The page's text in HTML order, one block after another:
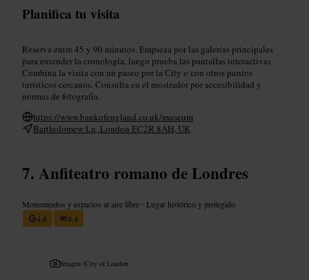
Planifica tu visita
Reserva entre 45 y 90 minutos. Empieza por las galerías principales
para entender la cronología, luego prueba las pantallas interactivas.
Combina la visita con un paseo por la City o con otros puntos
turísticos cercanos. Consulta en el mostrador por accesibilidad y
normas de fotografía.
https://www.bankofengland.co.uk/museum
Bartholomew Ln, London EC2R 8AH, UK
Anfiteatro romano de Londres
Monumentos y espacios al aire libre • Lugar histórico y protegido
4,6
4,4
Imagen /City of London